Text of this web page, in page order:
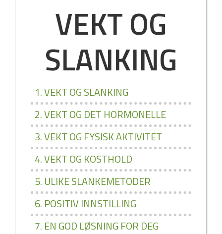
VEKT OG
SLANKING
1. VEKT OG SLANKING
2. VEKT OG DET HORMONELLE
3. VEKT OG FYSISK AKTIVITET
4. VEKT OG KOSTHOLD
5. ULIKE SLANKEMETODER
6. POSITIV INNSTILLING
7. EN GOD LØSNING FOR DEG